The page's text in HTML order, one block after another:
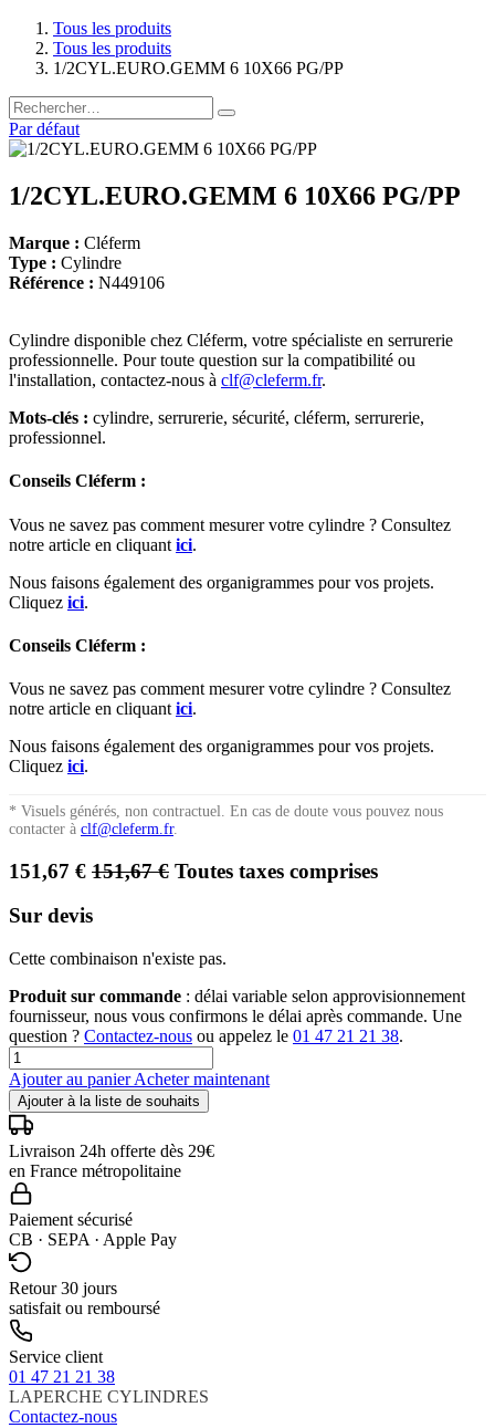
Tous les produits
Tous les produits
1/2CYL.EURO.GEMM 6 10X66 PG/PP
Par défaut
1/2CYL.EURO.GEMM 6 10X66 PG/PP
Marque : Cléferm
Type : Cylindre
Référence : N449106
Cylindre disponible chez Cléferm, votre spécialiste en serrurerie
professionnelle. Pour toute question sur la compatibilité ou
l'installation, contactez-nous à clf@cleferm.fr.
Mots-clés : cylindre, serrurerie, sécurité, cléferm, serrurerie,
professionnel.
Conseils Cléferm :
Vous ne savez pas comment mesurer votre cylindre ? Consultez
notre article en cliquant ici.
Nous faisons également des organigrammes pour vos projets.
Cliquez ici.
Conseils Cléferm :
Vous ne savez pas comment mesurer votre cylindre ? Consultez
notre article en cliquant ici.
Nous faisons également des organigrammes pour vos projets.
Cliquez ici.
* Visuels générés, non contractuel. En cas de doute vous pouvez nous
contacter à clf@cleferm.fr.
151,67 € 151,67€ Toutes taxes comprises
Sur devis
Cette combinaison n'existe pas.
Produit sur commande : délai variable selon approvisionnement
fournisseur, nous vous confirmons le délai après commande. Une
question ? Contactez-nous ou appelez le 01 47 21 21 38.
Ajouter au panierAcheter maintenant
Ajouter à la liste de souhaits
Livraison 24h offerte dès 29€
en France métropolitaine
Paiement sécurisé
CB · SEPA · Apple Pay
Retour 30 jours
satisfait ou remboursé
Service client
01 47 21 21 38
LAPERCHE CYLINDRES
Contactez-nous